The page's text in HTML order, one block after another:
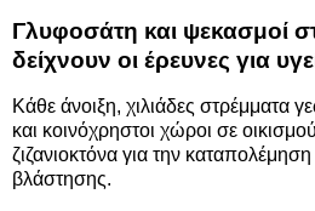
Γλυφοσάτη και ψεκασμοί
δείχνουν οι έρευνες για
Κάθε άνοιξη, χιλιάδες στρέμματα
και κοινόχρηστοι χώροι σε
ζιζανιοκτόνα για την
βλάστησης.